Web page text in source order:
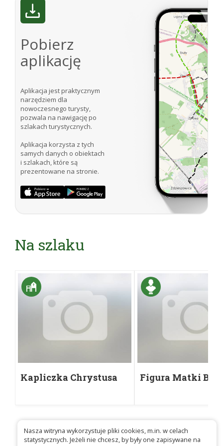
Pobierz
aplikację
Aplikacja jest praktycznym
narzędziem dla
nowoczesnego turysty,
pozwala na nawigację po
szlakach turystycznych.
Aplikacja korzysta z tych
samych danych o obiektach
i szlakach, które są
prezentowane na stronie.
Na szlaku
Kapliczka Chrystusa
Frasobliwego w
Figura Matki
Chrobrzu
Nasza witryna wykorzystuje pliki cookies, m.in. w celach
statystycznych. Jeżeli nie chcesz, by były one zapisywane na